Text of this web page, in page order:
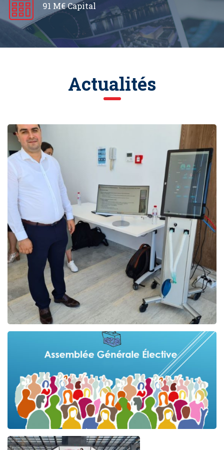
91 M€ Capital
Actualités